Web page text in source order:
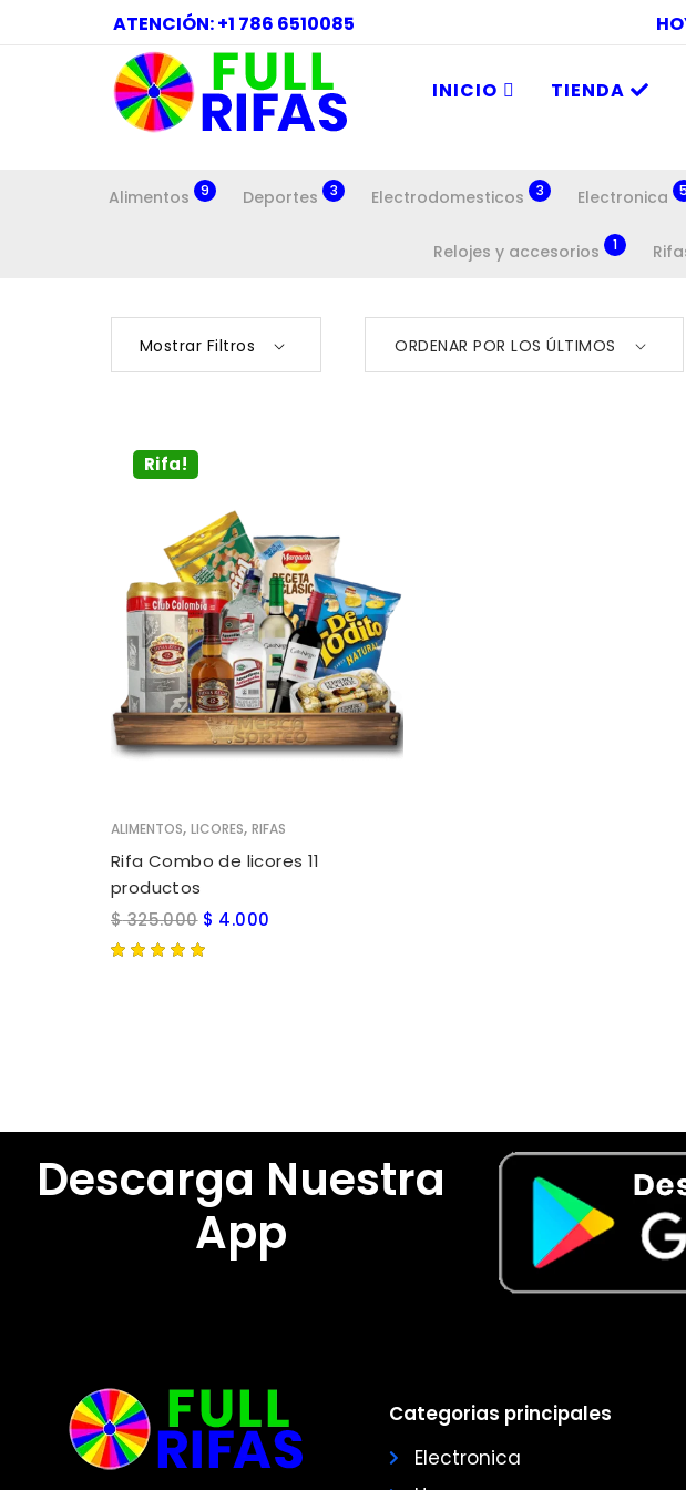
ATENCIÓN: +1 786 6510085
INICIO TIENDA
Alimentos 9 Deportes 3 Electrodomesticos 3 Electronica 5
Relojes y accesorios 1
Mostrar Filtros ORDENAR POR LOS ÚLTIMOS
Rifa!
ALIMENTOS, LICORES, RIFAS
Rifa Combo de licores 11
productos
$325.000 $ 4.000
Descarga Nuestra
App
Categorias principales
Electronica